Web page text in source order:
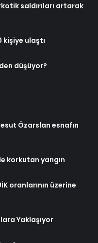
saldırıları artarak
kişiye ulaştı
düşüyor?
Özarslan esnafın
korkutan yangın
oranlarının üzerine
Yaklaşıyor